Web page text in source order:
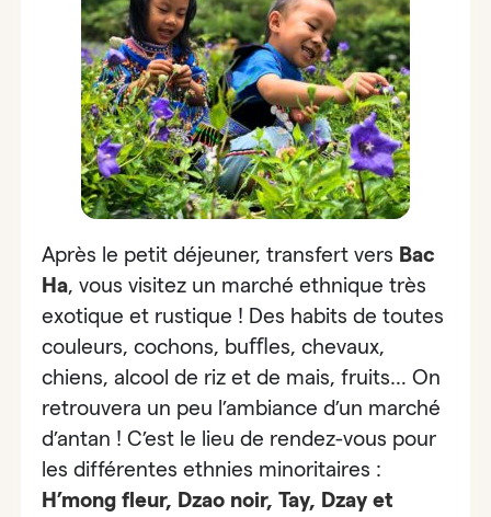
Après le petit déjeuner, transfert vers Bac
Ha, vous visitez un marché ethnique très
exotique et rustique ! Des habits de toutes
couleurs, cochons, buﬄes, chevaux,
chiens, alcool de riz et de mais, fruits… On
retrouvera un peu l’ambiance d’un marché
d’antan ! C’est le lieu de rendez-vous pour
les différentes ethnies minoritaires :
H’mong fleur, Dzao noir, Tay, Dzay et